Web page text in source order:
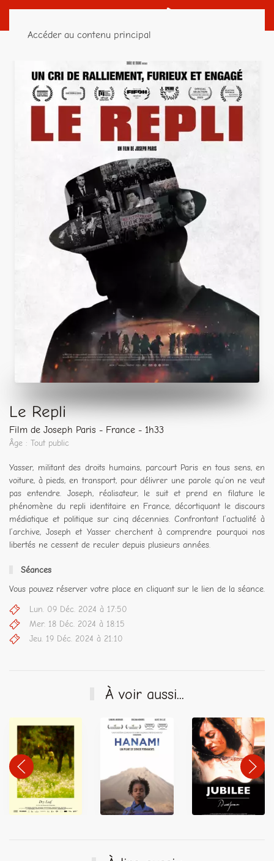
Accéder au contenu principal
Le Repli
Film de Joseph Paris - France - 1h33
Âge : Tout public
Yasser, militant des droits humains, parcourt Paris en tous sens, en
voiture, à pieds, en transport, pour délivrer une parole qu’on ne veut
pas entendre. Joseph, réalisateur, le suit et prend en filature le
phénomène du repli identitaire en France, décortiquant le discours
médiatique et politique sur cinq décennies. Confrontant l’actualité à
l’archive, Joseph et Yasser cherchent à comprendre pourquoi nos
libertés ne cessent de reculer depuis plusieurs années.
Séances
Vous pouvez réserver votre place en cliquant sur le lien de la séance.
Lun. 09 Déc. 2024 à 17:50
Mer. 18 Déc. 2024 à 18:15
Jeu. 19 Déc. 2024 à 21:10
À voir aussi...